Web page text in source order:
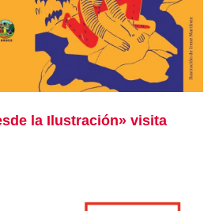
la Ilustración» visita